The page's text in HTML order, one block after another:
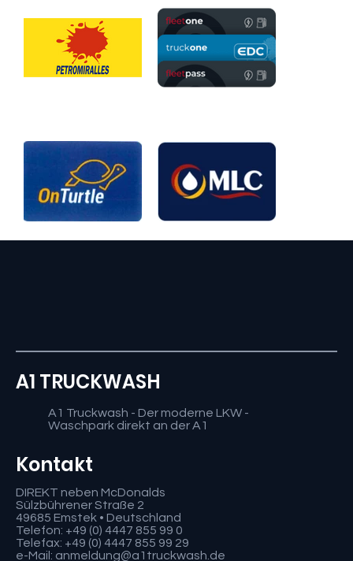
A1 TRUCKWASH
A1 Truckwash - Der moderne LKW -
Waschpark direkt an der A1
Kontakt
DIREKT neben McDonalds
Sülzbührener Straße 2
49685 Emstek • Deutschland
Telefon: +49 (0) 4447 855 99 0
Telefax: +49 (0) 4447 855 99 29
e-Mail: anmeldung@a1truckwash.de